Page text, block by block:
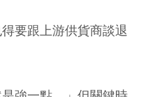
要跟上游供貨商談退